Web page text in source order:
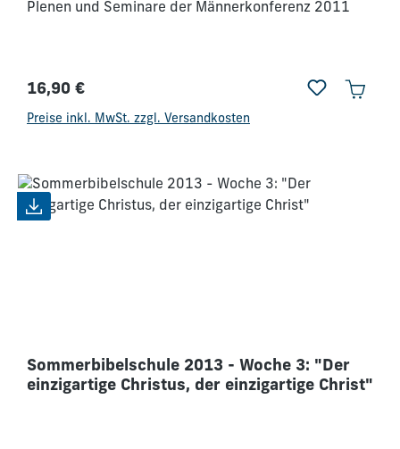
Plenen und Seminare der Männerkonferenz 2011
Regulärer Preis:
16,90 €
Preise inkl. MwSt. zzgl. Versandkosten
Sommerbibelschule 2013 - Woche 3: "Der
einzigartige Christus, der einzigartige Christ"